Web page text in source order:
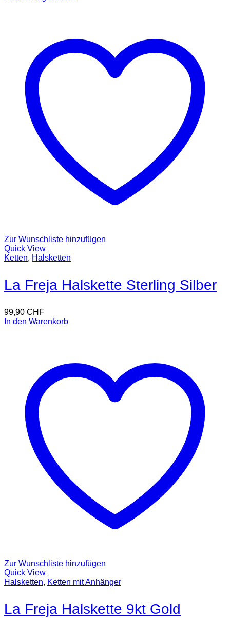
Zur Wunschliste hinzufügen
Quick View
Ketten, Halsketten
La Freja Halskette Sterling Silber
99,90 CHF
In den Warenkorb
Zur Wunschliste hinzufügen
Quick View
Halsketten, Ketten mit Anhänger
La Freja Halskette 9kt Gold